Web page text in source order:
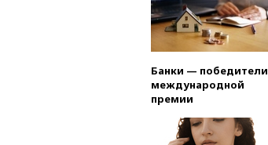
Банки — победители
международной
премии